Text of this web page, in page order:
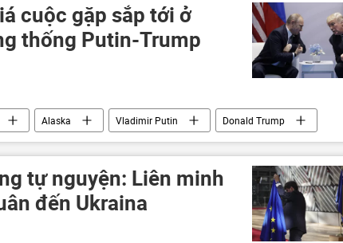
cuộc gặp sắp tới ở
thống Putin-Trump
Alaska Vladimir Putin
Donald Trump
Quan điểm-Ý kiến
chuyên gia
Trump tại Alaska
tự nguyện: Liên minh
đến Ukraina